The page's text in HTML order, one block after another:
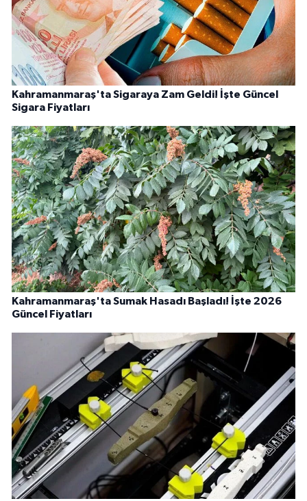
Kahramanmaraş'ta Sigaraya Zam Geldi! İşte Güncel
Sigara Fiyatları
Kahramanmaraş'ta Sumak Hasadı Başladı! İşte 2026
Güncel Fiyatları